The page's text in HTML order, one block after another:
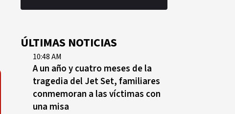
ÚLTIMAS NOTICIAS
10:48 AM
A un año y cuatro meses de la
tragedia del Jet Set, familiares
conmemoran a las víctimas con
una misa